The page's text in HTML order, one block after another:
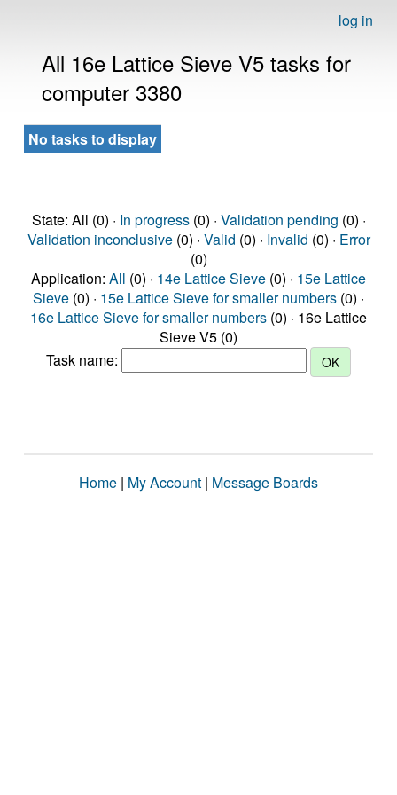
log in
All 16e Lattice Sieve V5 tasks for
computer 3380
No tasks to display
State: All (0) · In progress(0) · Validation pending (0) ·
Validation inconclusive(0) · Valid (0) · Invalid (0) · Error
(0)
Application: All (0) · 14e Lattice Sieve (0) · 15e Lattice
Sieve (0) · 15e Lattice Sieve for smaller numbers (0) ·
16e Lattice Sieve for smaller numbers (0) · 16e Lattice
Sieve V5 (0)
Task name:
Home | My Account | Message Boards